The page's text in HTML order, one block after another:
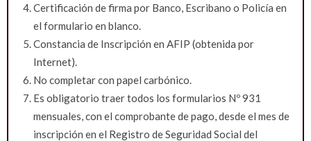
Certificación de firma por Banco, Escribano o Policía en
el formulario en blanco.
Constancia de Inscripción en AFIP (obtenida por
Internet).
No completar con papel carbónico.
Es obligatorio traer todos los formularios Nº 931
mensuales, con el comprobante de pago, desde el mes de
inscripción en el Registro de Seguridad Social del